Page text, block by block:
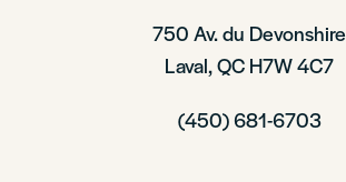
750 Av. du Devonshire
Laval, QC H7W 4C7
(450) 681-6703